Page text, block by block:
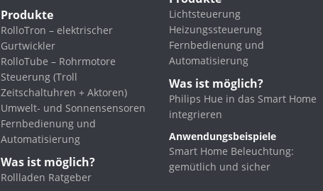
Produkte
RolloTron – elektrischer
Gurtwickler
RolloTube – Rohrmotore
Steuerung (Troll
Zeitschaltuhren + Aktoren)
Umwelt- und Sonnensensoren
Fernbedienung und
Automatisierung
Was ist möglich?
Rollladen Ratgeber
Lichtsteuerung
Heizungssteuerung
Fernbedienung und
Automatisierung
Was ist möglich?
Philips Hue in das Smart Home
integrieren
Anwendungsbeispiele
Smart Home Beleuchtung:
gemütlich und sicher